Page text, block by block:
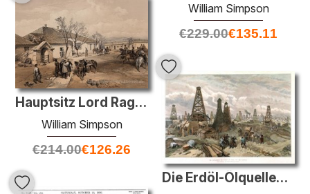
William Simpson
€229.00€135.11
Hauptsitz Lord Raglan die bei Khutor-Karagatsch
William Simpson
€214.00€126.26
Die Erdöl-Ölquellen in Baku am Kaspischen